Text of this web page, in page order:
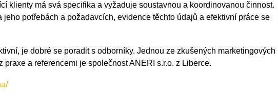
klienty má svá specifika a vyžaduje soustavnou a koordinovanou činnost.
potřebách a požadavcích, evidence těchto údajů a efektivní práce se
je dobré se poradit s odborníky. Jednou ze zkušených marketingových
a referencemi je společnost ANERI s.r.o. z Liberce.